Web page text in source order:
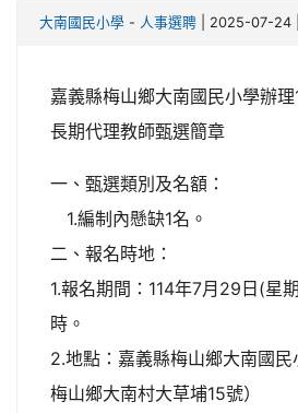
大南國民小學 - 人事選聘 | 2025-07-24
嘉義縣梅山鄉大南國民小學辦
長期代理教師甄選簡章
一、甄選類別及名額：
1.編制內懸缺1名。
二、報名時地：
1.報名期間：114年7月29日(星
時。
2.地點：嘉義縣梅山鄉大南國
梅山鄉大南村大草埔15號）